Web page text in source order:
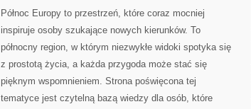
Północ Europy to przestrzeń, które coraz mocniej
inspiruje osoby szukające nowych kierunków. To
północny region, w którym niezwykłe widoki spotyka się
z prostotą życia, a każda przygoda może stać się
pięknym wspomnieniem. Strona poświęcona tej
tematyce jest czytelną bazą wiedzy dla osób, które